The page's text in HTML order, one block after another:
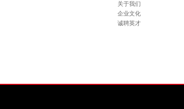
关于我们
企业文化
诚聘英才